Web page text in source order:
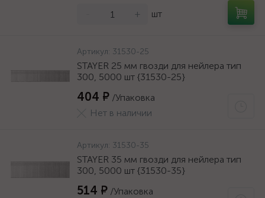
+ шт
Артикул: 31530-25
STAYER 25 мм гвозди для нейлера тип
300, 5000 шт {31530-25}
404 ₽ /Упаковка
Нет в наличии
Артикул: 31530-35
STAYER 35 мм гвозди для нейлера тип
300, 5000 шт {31530-35}
514 ₽ /Упаковка